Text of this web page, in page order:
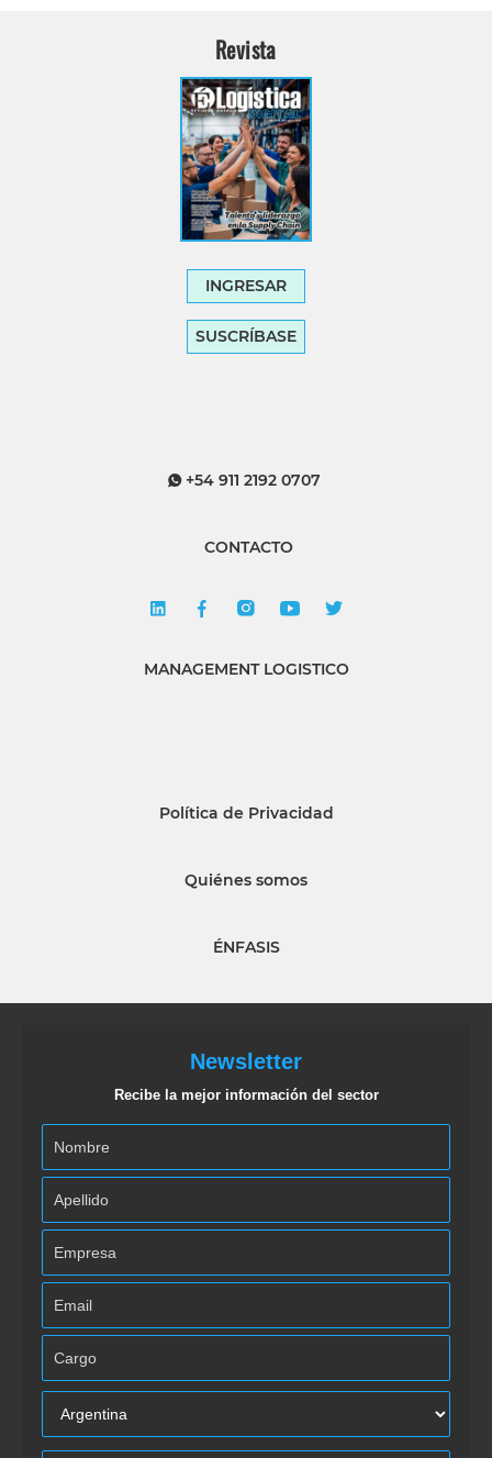
Revista
INGRESAR
SUSCRÍBASE
+54 911 2192 0707
CONTACTO
MANAGEMENT LOGISTICO
Política de Privacidad
Quiénes somos
ÉNFASIS
Newsletter
Recibe la mejor información del sector